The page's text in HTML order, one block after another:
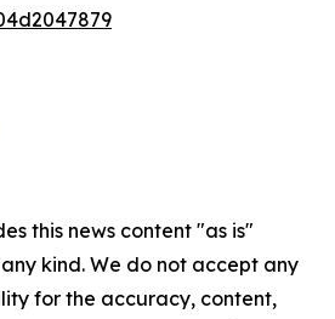
this news content "as is"
kind. We do not accept any
for the accuracy, content,